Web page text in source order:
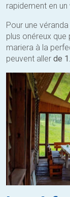
rapidement en
Pour une
plus onéreux
mariera à la
peuvent aller de